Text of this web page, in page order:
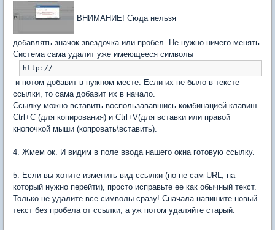
ВНИМАНИЕ! Сюда нельзя
добавлять значок звездочка или пробел. Не нужно ничего менять.
Система сама удалит уже имеющееся символы
http://
и потом добавит в нужном месте. Если их не было в тексте
ссылки, то сама добавит их в начало.
Ссылку можно вставить воспользававшись комбинацией клавиш
Ctrl+C (для копирования) и Ctrl+V(для вставки или правой
кнопочкой мыши (копровать\вставить).
4. Жмем ок. И видим в поле ввода нашего окна готовую ссылку.
5. Если вы хотите изменить вид ссылки (но не сам URL, на
который нужно перейти), просто исправьте ее как обычный текст.
Только не удалите все символы сразу! Сначала напишите новый
текст без пробела от ссылки, а уж потом удаляйте старый.